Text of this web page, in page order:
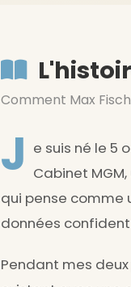
Comment Max
J e suis né le 5
Cabinet
qui pense comme
données
Pendant mes